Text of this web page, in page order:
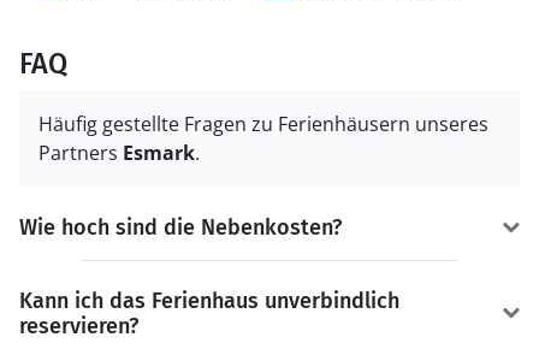
FAQ
Häufig gestellte Fragen zu Ferienhäusern unseres
Partners Esmark.
Wie hoch sind die Nebenkosten?
Kann ich das Ferienhaus unverbindlich
reservieren?